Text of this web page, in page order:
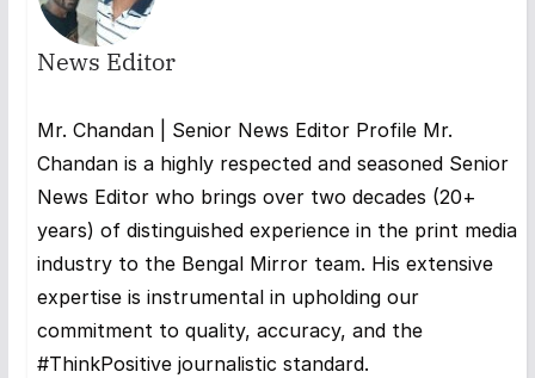
News Editor
Mr. Chandan | Senior News Editor Profile Mr.
Chandan is a highly respected and seasoned Senior
News Editor who brings over two decades (20+
years) of distinguished experience in the print media
industry to the Bengal Mirror team. His extensive
expertise is instrumental in upholding our
commitment to quality, accuracy, and the
#ThinkPositive journalistic standard.